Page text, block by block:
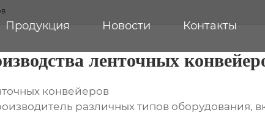
Продукция Новости Контакты
ленточных
конвейеров
различных типов оборудования,